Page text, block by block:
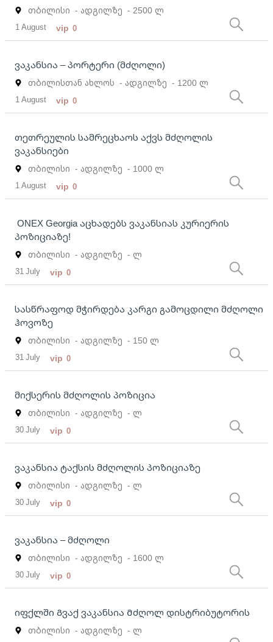
თბილისი - ადგილზე - 2500 ლ
1 August vip 0
ვაკანსია – პორტერი (მძღოლი)
თბილისთან ახლოს - ადგილზე - 1200 ლ
1 August vip 0
თეთრეულის სამრეცხაოს აქვს მძღოლის
ვაკანსიები
თბილისი - ადგილზე - 1000 ლ
1 August vip 0
ONEX Georgia აცხადებს ვაკანსიას კურიერის
პოზიციაზე!
თბილისი - ადგილზე - ლ
31 July vip 0
სასწრაფოდ მჭირდება კარგი გამოცდილი მძღოლი
ჰოვოზე
თბილისი - ადგილზე - 150 ლ
31 July vip 0
მიქსერის მძღოლის პოზიცია
თბილისი - ადგილზე - ლ
30 July vip 0
ვაკანსია ტაქსის მძღოლის პოზიციაზე
თბილისი - ადგილზე - ლ
30 July vip 0
ვაკანსია – მძღოლი
თბილისი - ადგილზე - 1600 ლ
30 July vip 0
იფქლში Გვაქ ვაკანსია Მძღოლ დისტრიბუტორის
თბილისი - ადგილზე - ლ